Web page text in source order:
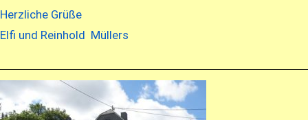
Herzliche Grüße
Elfi und Reinhold Müllers